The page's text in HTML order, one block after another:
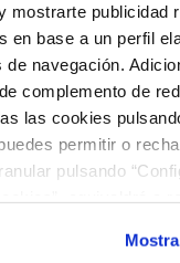
mostrarte publicidad
en base a un perfil
de navegación.
complemento de
las cookies
permitir o
pulsando
para que el sitio web
CICLO URBANO